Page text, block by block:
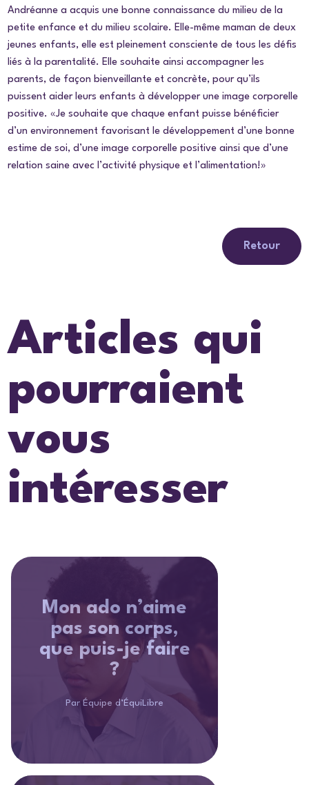
Andréanne a acquis une bonne connaissance du milieu de la
petite enfance et du milieu scolaire. Elle-même maman de deux
jeunes enfants, elle est pleinement consciente de tous les défis
liés à la parentalité. Elle souhaite ainsi accompagner les
parents, de façon bienveillante et concrète, pour qu’ils
puissent aider leurs enfants à développer une image corporelle
positive. «Je souhaite que chaque enfant puisse bénéficier
d’un environnement favorisant le développement d’une bonne
estime de soi, d’une image corporelle positive ainsi que d’une
relation saine avec l’activité physique et l’alimentation!»
Retour
Articles qui
pourraient
vous
intéresser
Mon ado n’aime
pas son corps,
que puis-je faire
?
Par Équipe d’ÉquiLibre